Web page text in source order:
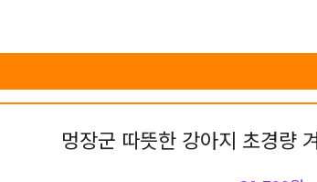
멍장군 따뜻한 강아지 초경량